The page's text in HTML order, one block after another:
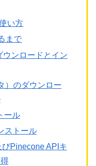
い方
まで
ウンロードとイン
）のダウンロー
ール
ストール
Pinecone APIキ